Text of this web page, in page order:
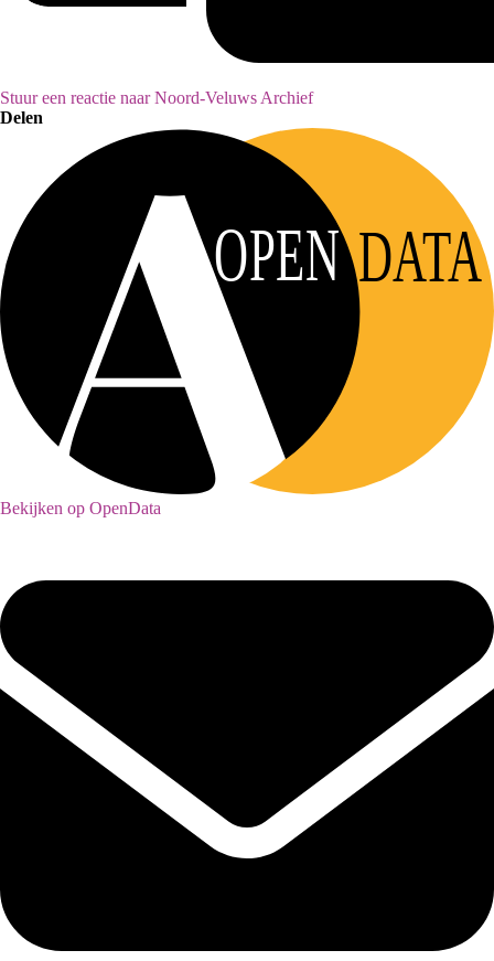
Stuur een reactie naar Noord-Veluws Archief
Delen
OPEN DATA
Bekijken op OpenData